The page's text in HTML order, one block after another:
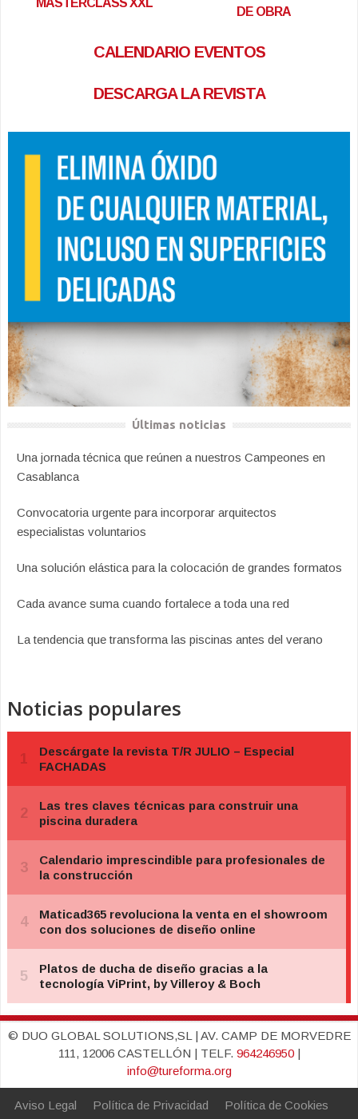
DE OBRA
CALENDARIO EVENTOS
DESCARGA LA REVISTA
Últimas noticias
Una jornada técnica que reúnen a nuestros Campeones en
Casablanca
Convocatoria urgente para incorporar arquitectos
especialistas voluntarios
Una solución elástica para la colocación de grandes formatos
Cada avance suma cuando fortalece a toda una red
La tendencia que transforma las piscinas antes del verano
Noticias populares
© DUO GLOBAL SOLUTIONS,SL | AV. CAMP DE MORVEDRE
111, 12006 CASTELLÓN | TELF. 964246950|
info@tureforma.org
Aviso Legal Política de Privacidad
Política de Cookies